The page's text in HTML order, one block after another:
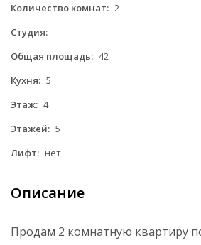
Количество комнат: 2
Студия: -
Общая площадь: 42
Кухня: 5
Этаж: 4
Этажей: 5
Лифт: нет
Описание
Продам 2 комнатную квартиру